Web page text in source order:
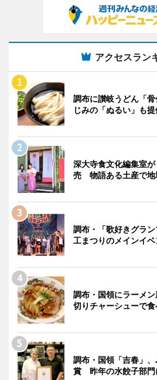
アクセスラン
調布に讃岐うどん「
じみの「ぬるい」も
深大寺食文化編集室
売 物語ある土産で地
調布・「歌好きグラ
工まつりのメインイベ
調布・国領にラーメ
切りチャーシューで食
調布・国領「吉春」
賞 昨年の水餃子部門